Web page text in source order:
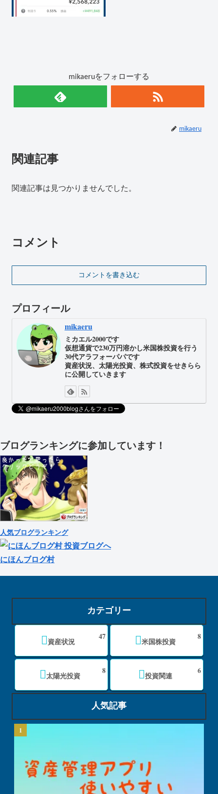
mikaeruをフォローする
mikaeru
関連記事
関連記事は見つかりませんでした。
コメント
コメントを書き込む
プロフィール
mikaeru
ミカエル2000です
仮想通貨で230万円溶かし米国株投資を行う
30代アラフォーパパです
資産状況、太陽光投資、株式投資をせきらら
に公開していきます
ブログランキングに参加しています！
人気ブログランキング
にほんブログ村
カテゴリー
資産状況
47
米国株投資
8
太陽光投資
8
投資関連
6
人気記事